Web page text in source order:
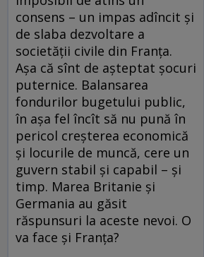
consens – un impas adîncit şi
de slaba dezvoltare a
societăţii civile din Franţa.
Aşa că sînt de aşteptat şocuri
puternice. Balansarea
fondurilor bugetului public,
în aşa fel încît să nu pună în
pericol creşterea economică
şi locurile de muncă, cere un
guvern stabil şi capabil – şi
timp. Marea Britanie şi
Germania au găsit
răspunsuri la aceste nevoi. O
va face şi Franţa?